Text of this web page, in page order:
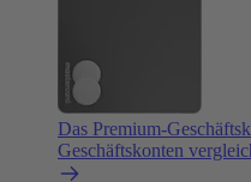
Das Premium-
Geschäftskonten